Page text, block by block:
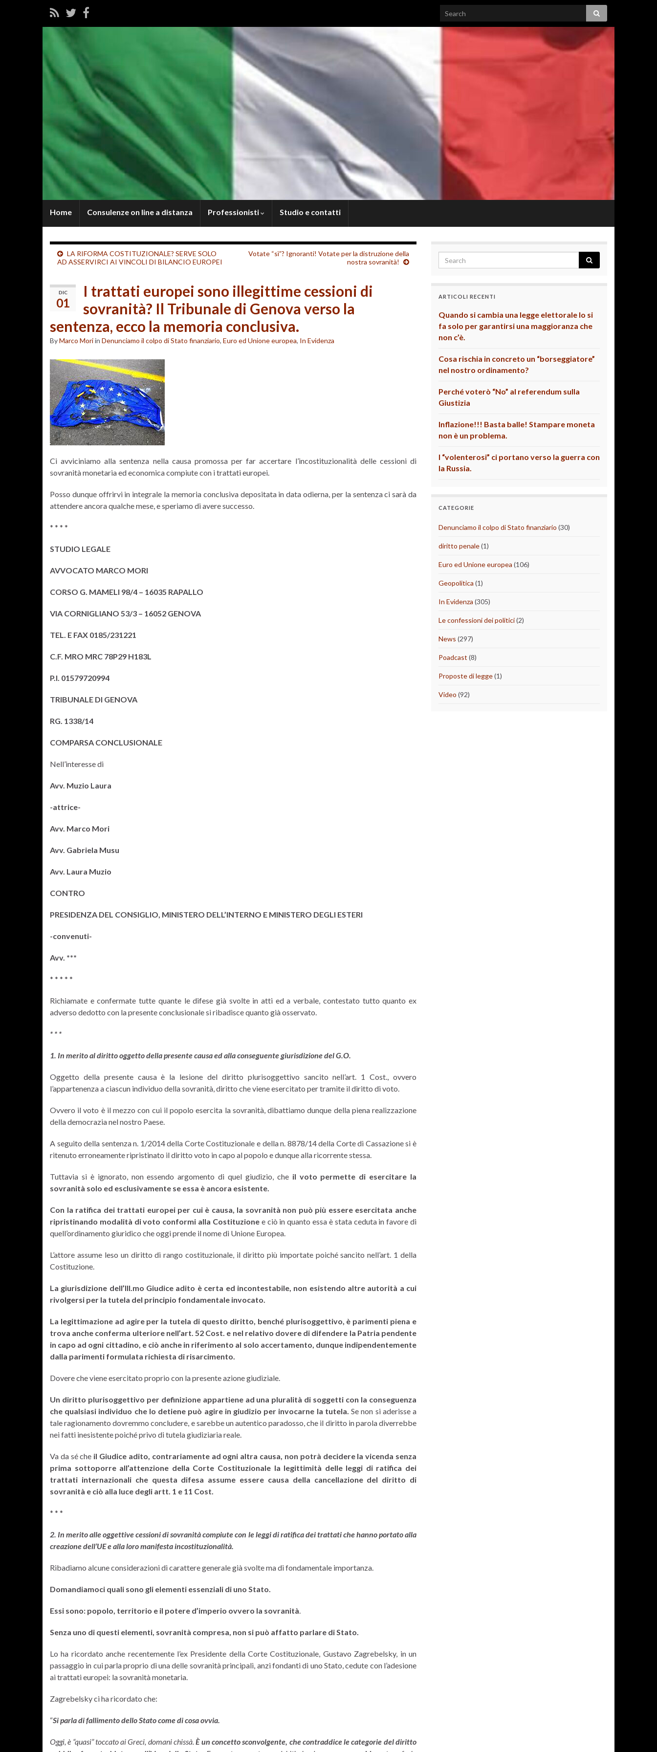
Home Consulenze on line a distanza Professionisti Studio e contatti
LA RIFORMA COSTITUZIONALE? SERVE SOLO
AD ASSERVIRCI AI VINCOLI DI BILANCIO EUROPEI
Votate “sì”? Ignoranti! Votate per la distruzione della
nostra sovranità!
DIC
01
I trattati europei sono illegittime cessioni di
sovranità? Il Tribunale di Genova verso la
sentenza, ecco la memoria conclusiva.
ByMarco Moriin Denunciamo il colpo di Stato finanziario, Euro ed Unione europea, In Evidenza
Ci avviciniamo alla sentenza nella causa promossa per far accertare l’incostituzionalità delle cessioni di
sovranità monetaria ed economica compiute con i trattati europei.
Posso dunque offrirvi in integrale la memoria conclusiva depositata in data odierna, per la sentenza ci sarà da
attendere ancora qualche mese, e speriamo di avere successo.
* * * *
STUDIO LEGALE
AVVOCATO MARCO MORI
CORSO G. MAMELI 98/4 – 16035 RAPALLO
VIA CORNIGLIANO 53/3 – 16052 GENOVA
TEL. E FAX 0185/231221
C.F. MRO MRC 78P29 H183L
P.I. 01579720994
TRIBUNALE DI GENOVA
RG. 1338/14
COMPARSA CONCLUSIONALE
Nell’interesse di
Avv. Muzio Laura
-attrice-
Avv. Marco Mori
Avv. Gabriela Musu
Avv. Laura Muzio
CONTRO
PRESIDENZA DEL CONSIGLIO, MINISTERO DELL’INTERNO E MINISTERO DEGLI ESTERI
-convenuti-
Avv. ***
* * * * *
Richiamate e confermate tutte quante le difese già svolte in atti ed a verbale, contestato tutto quanto ex
adverso dedotto con la presente conclusionale si ribadisce quanto già osservato.
* * *
1. In merito al diritto oggetto della presente causa ed alla conseguente giurisdizione del G.O.
Oggetto della presente causa è la lesione del diritto plurisoggettivo sancito nell’art. 1 Cost., ovvero
l’appartenenza a ciascun individuo della sovranità, diritto che viene esercitato per tramite il diritto di voto.
Ovvero il voto è il mezzo con cui il popolo esercita la sovranità, dibattiamo dunque della piena realizzazione
della democrazia nel nostro Paese.
A seguito della sentenza n. 1/2014 della Corte Costituzionale e della n. 8878/14 della Corte di Cassazione si è
ritenuto erroneamente ripristinato il diritto voto in capo al popolo e dunque alla ricorrente stessa.
Tuttavia si è ignorato, non essendo argomento di quel giudizio, che il voto permette di esercitare la
sovranità solo ed esclusivamente se essa è ancora esistente.
Con la ratifica dei trattati europei per cui è causa, la sovranità non può più essere esercitata anche
ripristinando modalità di voto conformi alla Costituzionee ciò in quanto essa è stata ceduta in favore di
quell’ordinamento giuridico che oggi prende il nome di Unione Europea.
L’attore assume leso un diritto di rango costituzionale, il diritto più importate poiché sancito nell’art. 1 della
Costituzione.
La giurisdizione dell’Ill.mo Giudice adito è certa ed incontestabile, non esistendo altre autorità a cui
rivolgersi per la tutela del principio fondamentale invocato.
La legittimazione ad agire per la tutela di questo diritto, benché plurisoggettivo, è parimenti piena e
trova anche conferma ulteriore nell’art. 52 Cost. e nel relativo dovere di difendere la Patria pendente
in capo ad ogni cittadino, e ciò anche in riferimento al solo accertamento, dunque indipendentemente
dalla parimenti formulata richiesta di risarcimento.
Dovere che viene esercitato proprio con la presente azione giudiziale.
Un diritto plurisoggettivo per definizione appartiene ad una pluralità di soggetti con la conseguenza
che qualsiasi individuo che lo detiene può agire in giudizio per invocarne la tutela. Se non si aderisse a
tale ragionamento dovremmo concludere, e sarebbe un autentico paradosso, che il diritto in parola diverrebbe
nei fatti inesistente poiché privo di tutela giudiziaria reale.
Va da sé che il Giudice adito, contrariamente ad ogni altra causa, non potrà decidere la vicenda senza
prima sottoporre all’attenzione della Corte Costituzionale la legittimità delle leggi di ratifica dei
trattati internazionali che questa difesa assume essere causa della cancellazione del diritto di
sovranità e ciò alla luce degli artt. 1 e 11 Cost.
* * *
2. In merito alle oggettive cessioni di sovranità compiute con le leggi di ratifica dei trattati che hanno portato alla
creazione dell’UE e alla loro manifesta incostituzionalità.
Ribadiamo alcune considerazioni di carattere generale già svolte ma di fondamentale importanza.
Domandiamoci quali sono gli elementi essenziali di uno Stato.
Essi sono: popolo, territorio e il potere d’imperio ovvero la sovranità.
Senza uno di questi elementi, sovranità compresa, non si può affatto parlare di Stato.
Lo ha ricordato anche recentemente l’ex Presidente della Corte Costituzionale, Gustavo Zagrebelsky, in un
passaggio in cui parla proprio di una delle sovranità principali, anzi fondanti di uno Stato, cedute con l’adesione
ai trattati europei: la sovranità monetaria.
Zagrebelsky ci ha ricordato che:
“Si parla di fallimento dello Stato come di cosa ovvia.
Oggi, è “quasi” toccato ai Greci, domani chissà.È un concetto sconvolgente, che contraddice le categorie del diritto
ARTICOLI RECENTI
Quando si cambia una legge elettorale lo si
fa solo per garantirsi una maggioranza che
non c’è.
Cosa rischia in concreto un “borseggiatore”
nel nostro ordinamento?
Perché voterò “No” al referendum sulla
Giustizia
Inflazione!!! Basta balle! Stampare moneta
non è un problema.
I “volenterosi” ci portano verso la guerra con
la Russia.
CATEGORIE
Denunciamo il colpo di Stato finanziario (30)
diritto penale(1)
Euro ed Unione europea (106)
Geopolitica (1)
In Evidenza (305)
Le confessioni dei politici(2)
News (297)
Poadcast (8)
Proposte di legge(1)
Video (92)